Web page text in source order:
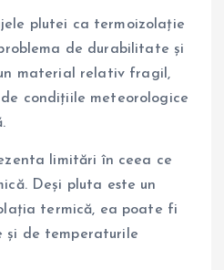
plutei ca termoizolație
de durabilitate și
material relativ fragil,
condițiile meteorologice
limitări în ceea ce
Deși pluta este un
termică, ea poate fi
de temperaturile